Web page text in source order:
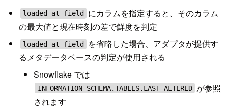
loaded_at_field
にカラムを指定すると、そのカラム
の最大値と現在時刻の差で鮮度を判定
loaded_at_field
を省略した場合、アダプタが提供す
るメタデータベースの判定が使用される
Snowflake では
INFORMATION_SCHEMA.TABLES.LAST_ALTERED が参照
されます